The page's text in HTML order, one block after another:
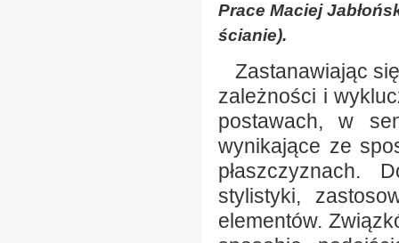
Prace Maciej
ścianie).
Zastanawiając
zależności i
postawach, w
wynikające ze
płaszczyznach.
stylistyki,
elementów.